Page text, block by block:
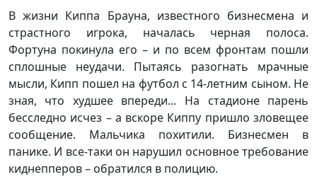
В жизни Киппа Брауна, известного бизнесмена и
страстного игрока, началась черная полоса.
Фортуна покинула его – и по всем фронтам пошли
сплошные неудачи. Пытаясь разогнать мрачные
мысли, Кипп пошел на футбол с 14-летним сыном. Не
зная, что худшее впереди… На стадионе парень
бесследно исчез – а вскоре Киппу пришло зловещее
сообщение. Мальчика похитили. Бизнесмен в
панике. И все-таки он нарушил основное требование
киднепперов – обратился в полицию.